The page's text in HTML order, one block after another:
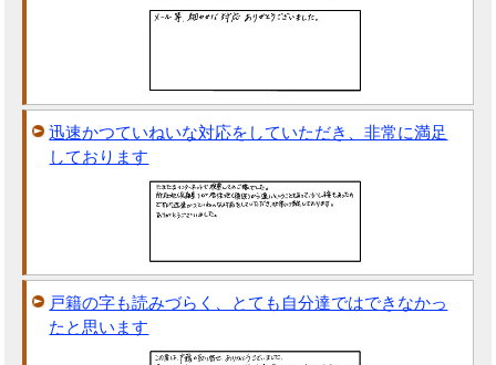
迅速かつていねいな対応をしていただき、非常に満足
しております
戸籍の字も読みづらく、とても自分達ではできなかっ
たと思います